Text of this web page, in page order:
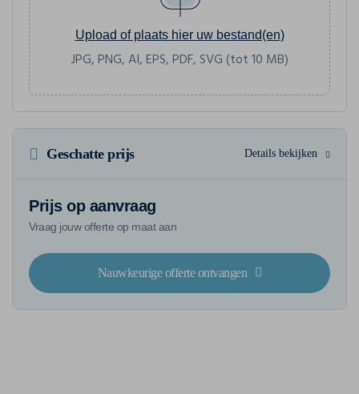
Upload of plaats hier uw bestand(en)
JPG, PNG, AI, EPS, PDF, SVG (tot 10 MB)
Geschatte prijs Details bekijken
Prijs op aanvraag
Vraag jouw offerte op maat aan
Nauwkeurige offerte ontvangen